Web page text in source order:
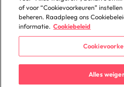
Gelijke Behandeling
© 2025 Robert Walters Plc.
of voor “Cookievoorkeuren”
beheren. Raadpleeg ons
informatie. Cookiebeleid
Alles